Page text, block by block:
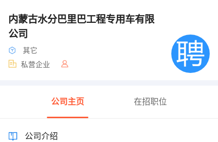
内蒙古水分巴里巴工程专用车有限
公司
其它
私营企业
公司主页 在招职位
公司介绍